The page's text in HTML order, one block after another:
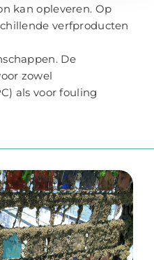
kan opleveren. Op
verfproducten
De
zowel
als voor fouling